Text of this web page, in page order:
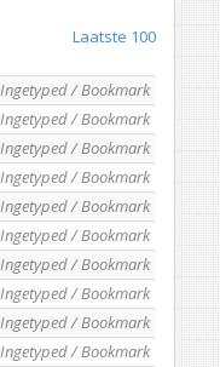
Laatste 100
Ingetyped / Bookmark
Ingetyped / Bookmark
Ingetyped / Bookmark
Ingetyped / Bookmark
Ingetyped / Bookmark
Ingetyped / Bookmark
Ingetyped / Bookmark
Ingetyped / Bookmark
Ingetyped / Bookmark
Ingetyped / Bookmark